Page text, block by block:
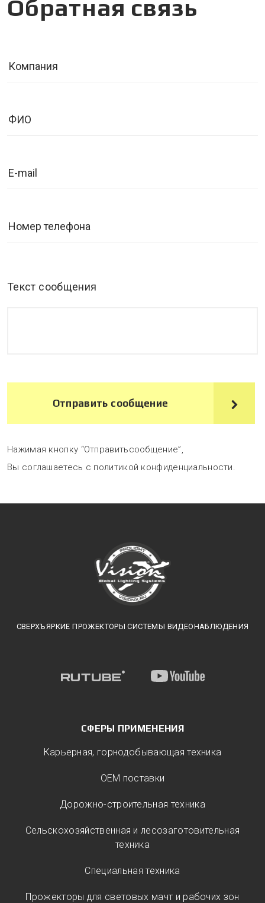
Обратная связь
Текст сообщения
Отправить сообщение
Нажимая кнопку “Отправитьсообщение”,
Вы соглашаетесь с политикой конфиденциальности.
СВЕРХЪЯРКИЕ ПРОЖЕКТОРЫ СИСТЕМЫ ВИДЕОНАБЛЮДЕНИЯ
СФЕРЫ ПРИМЕНЕНИЯ
Карьерная, горнодобывающая техника
ОЕМ поставки
Дорожно-строительная техника
Сельскохозяйственная и лесозаготовительная
техника
Специальная техника
Прожекторы для световых мачт и рабочих зон